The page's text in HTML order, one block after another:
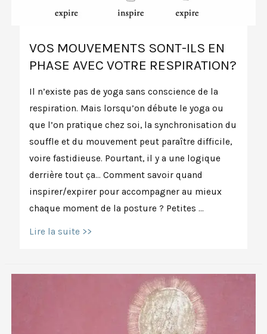
VOS MOUVEMENTS SONT-ILS EN
PHASE AVEC VOTRE RESPIRATION?
Il n’existe pas de yoga sans conscience de la
respiration. Mais lorsqu’on débute le yoga ou
que l’on pratique chez soi, la synchronisation du
souffle et du mouvement peut paraître difficile,
voire fastidieuse. Pourtant, il y a une logique
derrière tout ça… Comment savoir quand
inspirer/expirer pour accompagner au mieux
chaque moment de la posture ? Petites …
Vos
phase
Lire la suite >>